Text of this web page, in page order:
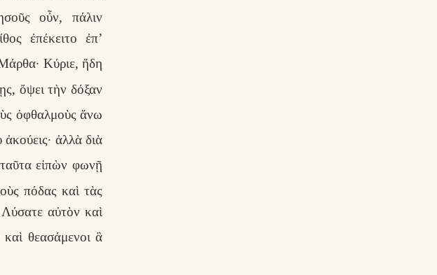
οὖν, πάλιν
ἐπέκειτο ἐπ’
Κύριε, ἤδη
ὄψει τὴν δόξαν
ὀφθαλμοὺς ἄνω
ἀλλὰ διὰ
εἰπὼν φωνῇ
πόδας καὶ τὰς
Λύσατε αὐτὸν καὶ
θεασάμενοι ἃ